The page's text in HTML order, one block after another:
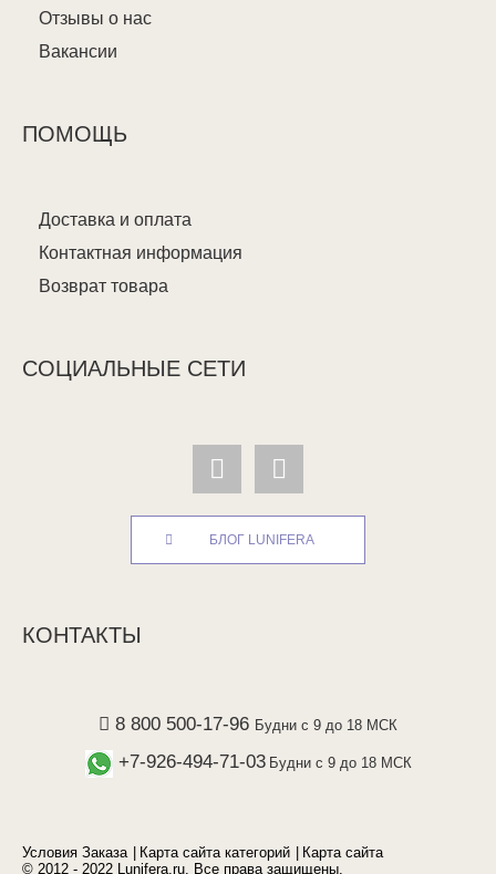
Отзывы о нас
Вакансии
ПОМОЩЬ
Доставка и оплата
Контактная информация
Возврат товара
СОЦИАЛЬНЫЕ СЕТИ
БЛОГ LUNIFERA
КОНТАКТЫ
8 800 500-17-96 Будни с 9 до 18 МСК
+7-926-494-71-03 Будни с 9 до 18 МСК
Условия Заказа Карта сайта категорий
Карта сайта
© 2012 - 2022 Lunifera.ru. Все права защищены.